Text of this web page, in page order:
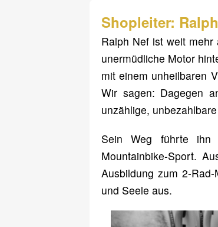
Shopleiter:
Ralph Nef ist weit
unermüdliche Motor
mit einem unheilbaren
Wir sagen: Dagegen
unzählige,
Sein Weg führte ihn
Mountainbike-Sport.
Ausbildung zum 2-
und Seele aus.